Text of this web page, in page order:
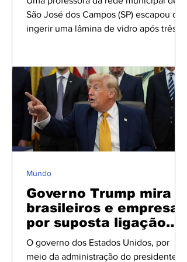
aula
São José dos Campos (SP) escapou de
ingerir uma lâmina de vidro após três
uma aula de Ciências. Segundo o relato
da professora Michele Ramos, ela havia
deixado um copo vazio sobre a mesa
da sala de aula. Enquanto estava
distraída, um dos estudantes colocou
uma lâmina de vidro utilizada em
análises no microscópio dentro do
recipiente. Em seguida, outro aluno
Governo Trump mira
brasileiros e empresas
por suposta ligação
com o PCC
O governo dos Estados Unidos, por
meio da administração do presidente
Mundo